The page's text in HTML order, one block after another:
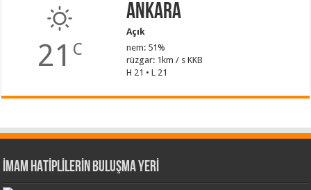
21 C
Ankara
Açık
nem: 51%
rüzgar: 1km / s KKB
H 21 • L 21
İMAM HATİPLİLERİN BULUŞMA YERİ